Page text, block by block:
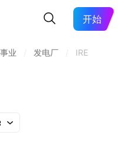
开始
业 发电厂 IRE